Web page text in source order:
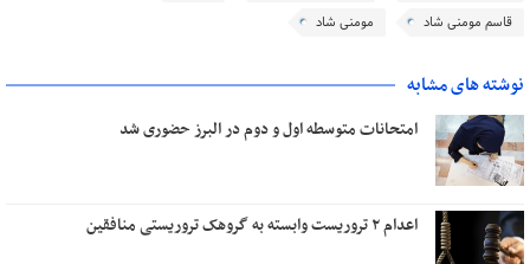
قاسم مومنی شاد
مومنی شاد
نوشته های مشابه
امتحانات متوسطه اول و دوم در البرز حضوری شد
اعدام ۲ تروریست وابسته به گروهک تروریستی منافقین